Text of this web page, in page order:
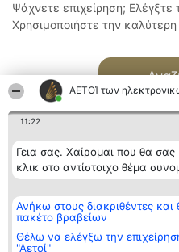
ΑΕΤΟΊ των
11:22
Γεια σας. Χαίρομαι που θα
κλικ στο αντίστοιχο θέμα
Ανήκω στους διακριθέντες
πακέτο βραβείων
Θέλω να ελέγξω την
"Αετοί"
Ψάχνετε επιχείρηση;
Χρησιμοποιήστε την
Διοργανωτής της
κατάταξης
BEAUTIFUL COMPANY
ΤΗΛ. ΕΠΙΚΟΙΝΩΝΙΑΣ:
των